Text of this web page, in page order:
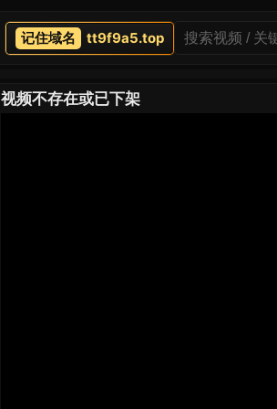
tt9f9a5.top
视频不存在或已下架